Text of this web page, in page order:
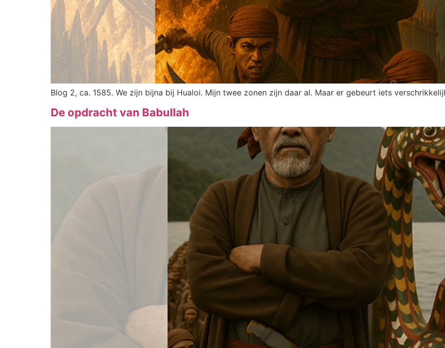
Blog 2, ca. 1585. We zijn bijna bij Hualoi. Mijn twee zonen zijn daar al. Maar er gebeurt iets
De opdracht van Babullah